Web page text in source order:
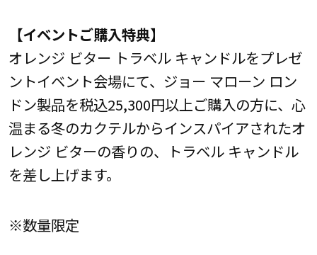
【イベントご購入特典】
オレンジ ビター トラベル キャンドルをプレゼ
ントイベント会場にて、ジョー マローン ロン
ドン製品を税込25,300円以上ご購入の方に、心
温まる冬のカクテルからインスパイアされたオ
レンジ ビターの香りの、トラベル キャンドル
を差し上げます。
※数量限定